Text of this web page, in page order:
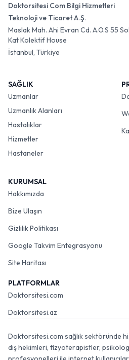
Doktorsitesi Com Bilgi Hizmetleri
Teknoloji ve Ticaret A.Ş.
Maslak Mah. Ahi Evran Cd. A.O.S 55
Kat Kolektif House
İstanbul, Türkiye
SAĞLIK
Uzmanlar
Uzmanlık Alanları
Hastalıklar
Hizmetler
Hastaneler
KURUMSAL
Hakkımızda
Bize Ulaşın
Gizlilik Politikası
Google Takvim Entegrasyonu
Site Haritası
PLATFORMLAR
Doktorsitesi.com
Doktorsitesi.az
Doktorsitesi.com sağlık sektöründe
diş hekimleri, fizyoterapistler,